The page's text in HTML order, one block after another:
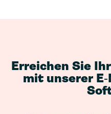
Erreichen Sie
mit unserer